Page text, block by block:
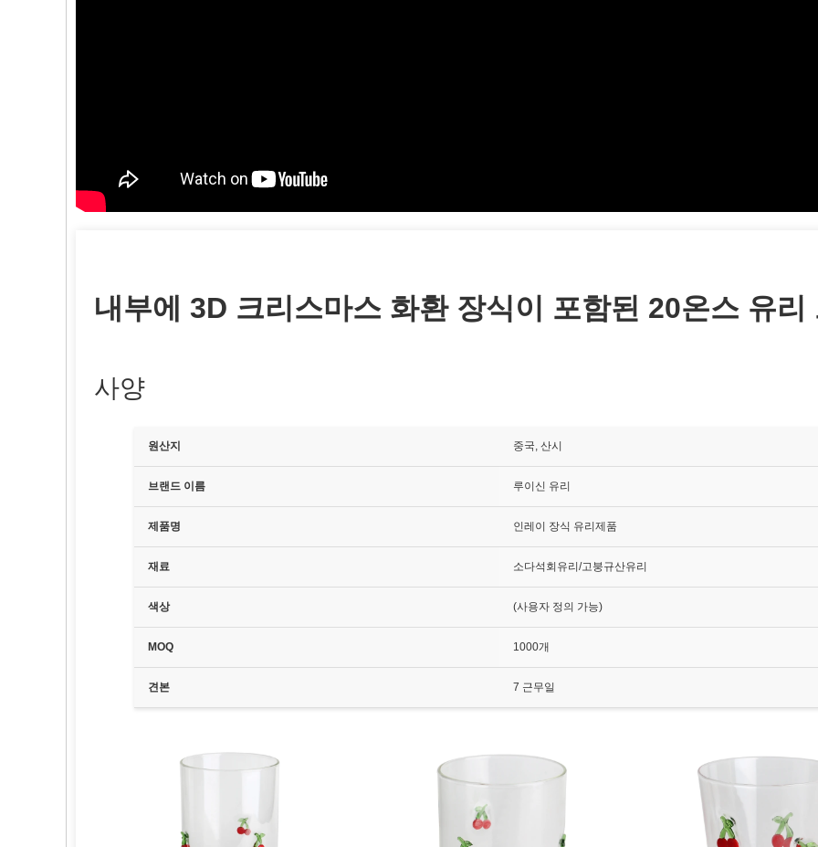
내부에 3D 크리스마스 화환 장식이 포함된 20온스 유리
사양
원산지 중국, 산시
브랜드 이름 루이신 유리
제품명 인레이 장식 유리제품
재료 소다석회유리/고붕규산유리
색상 (사용자 정의 가능)
MOQ 1000개
견본 7 근무일